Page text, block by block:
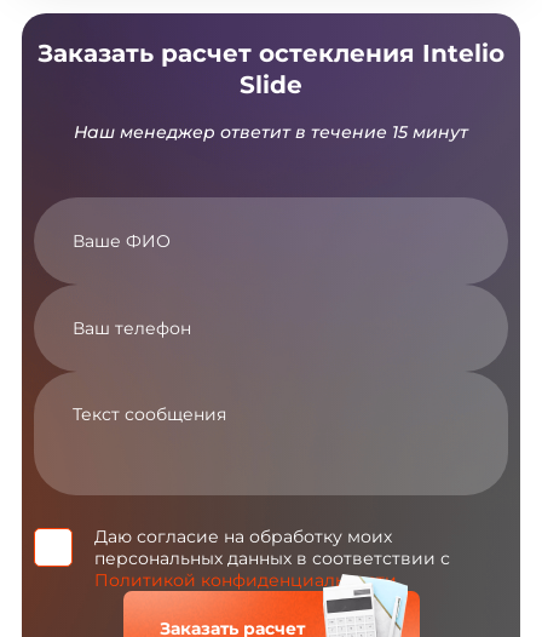
Заказать расчет остекления Intelio
Slide
Наш менеджер ответит в течение 15 минут
Даю согласие на обработку моих
персональных данных в соответствии с
Политикой конфиденциальности
Заказать расчет